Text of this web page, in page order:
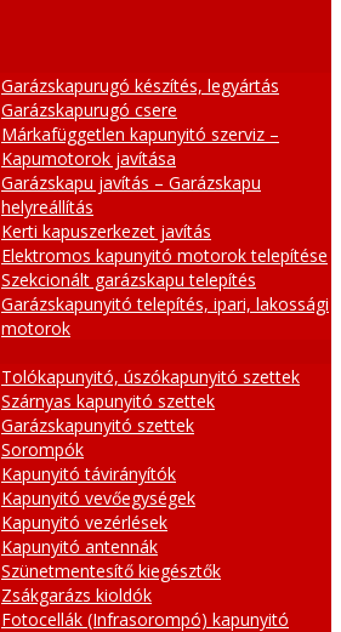
Garázskapurugó készítés, legyártás
Garázskapurugó csere
Márkafüggetlen kapunyitó szerviz –
Kapumotorok javítása
Garázskapu javítás – Garázskapu
helyreállítás
Kerti kapuszerkezet javítás
Elektromos kapunyitó motorok telepítése
Szekcionált garázskapu telepítés
Garázskapunyitó telepítés, ipari, lakossági
motorok
Tolókapunyitó, úszókapunyitó szettek
Szárnyas kapunyitó szettek
Garázskapunyitó szettek
Sorompók
Kapunyitó távirányítók
Kapunyitó vevőegységek
Kapunyitó vezérlések
Kapunyitó antennák
Szünetmentesítő kiegésztők
Zsákgarázs kioldók
Fotocellák (Infrasorompó) kapunyitó